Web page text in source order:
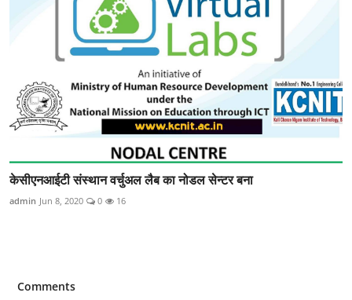
केसीएनआईटी संस्थान वर्चुअल लैब का नोडल सेन्टर बना
admin Jun 8, 2020 0 16
Comments